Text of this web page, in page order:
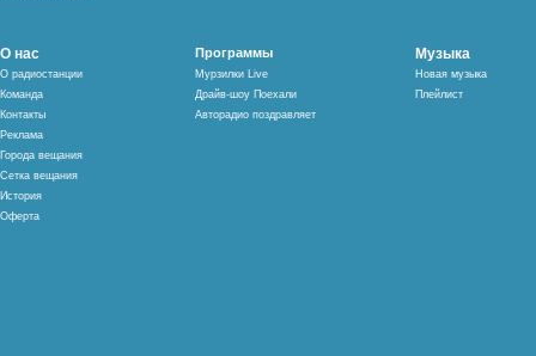
О нас
О радиостанции
Команда
Контакты
Реклама
Города вещания
Сетка вещания
История
Оферта
Программы
Мурзилки Live
Драйв-шоу Поехали
Авторадио поздравляет
Музыка
Новая музыка
Плейлист